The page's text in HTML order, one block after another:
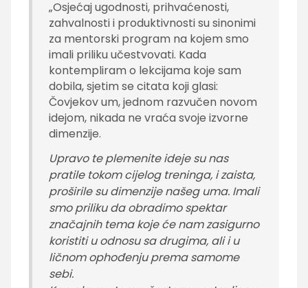
„Osjećaj ugodnosti, prihvaćenosti,
zahvalnosti i produktivnosti su sinonimi
za mentorski program na kojem smo
imali priliku učestvovati. Kada
kontempliram o lekcijama koje sam
dobila, sjetim se citata koji glasi:
Čovjekov um, jednom razvučen novom
idejom, nikada ne vraća svoje izvorne
dimenzije.
Upravo te plemenite ideje su nas
pratile tokom cijelog treninga, i zaista,
proširile su dimenzije našeg uma. Imali
smo priliku da obradimo spektar
značajnih tema koje će nam zasigurno
koristiti u odnosu sa drugima, ali i u
ličnom ophođenju prema samome
sebi.